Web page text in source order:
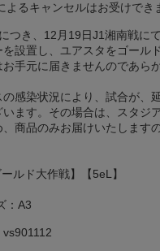
るキャンセルはお受けでき
つき、12月19日J1湘南戦に
設置し、ユアスタをゴール
手元に届きませんのであら
の感染状況により、試合が、
います。その場合は、スタジ
商品のみお届けいたします
ルド大作戦】【5eL】
：A3
vs901112